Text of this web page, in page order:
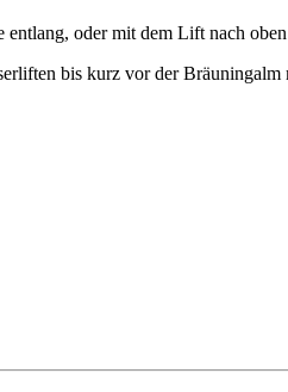
entlang, oder mit dem Lift nach
bis kurz vor der